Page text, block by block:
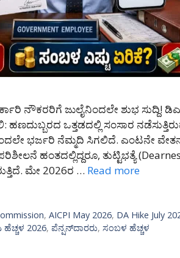
ನೌಕರರಿಗೆ ಜುಲೈನಿಂದಲೇ ಶುಭ ಸುದ್ದಿ!
ಒತ್ತಡದಲ್ಲಿ ಸಂಸಾರ
ಭರ್ಜರಿ ನೆಮ್ಮದಿ ಸಿಗಲಿದೆ. ಎಂಟನೇ
ಹಂತದಲ್ಲಿದ್ದರೂ, ತುಟ್ಟಿಭತ್ಯೆ
ಮೇ 2026ರ … Read more
,AICPI May 2026, DA Hike July
2026, ಪೆನ್ಷನ್‌ದಾರರು, ಸಂಬಳ ಹೆಚ್ಚಳ